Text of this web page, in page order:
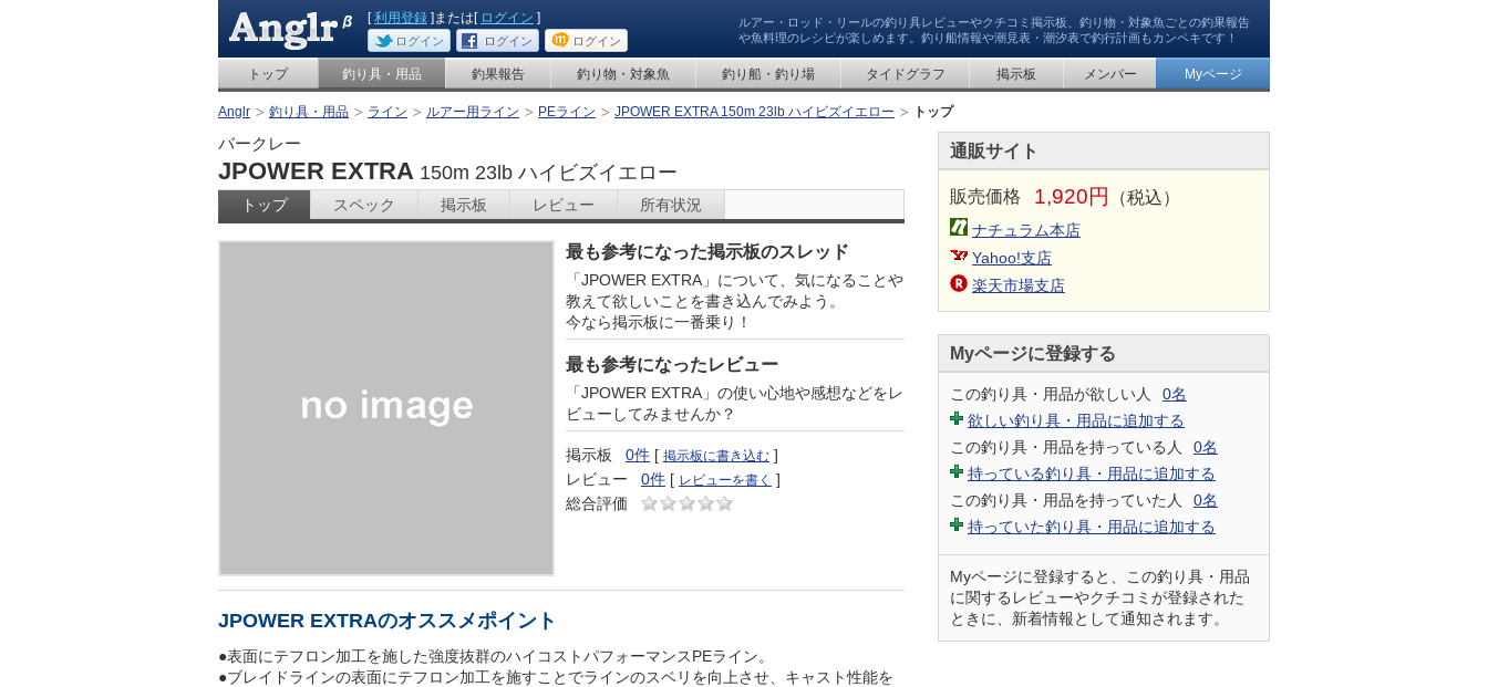
ルアー・ロッド・リールの釣り具レビューやクチコミ掲示板、釣り物・対象魚ごとの釣果報告
や魚料理のレシピが楽しめます。釣り船情報や潮見表・潮汐表で釣行計画もカンペキです！
[利用登録 ]または[ ログイン ]
ログイン ログイン ログイン
トップ 釣り具・用品 釣果報告 釣り物・対象魚 釣り船・釣り場 タイドグラフ 掲示板 メンバー Myページ
Anglr 釣り具・用品 ライン ルアー用ライン PEライン JPOWER EXTRA 150m 23lb ハイビズイエロー トップ
バークレー
JPOWER EXTRA 150m 23lb ハイビズイエロー
トップ スペック 掲示板 レビュー 所有状況
最も参考になった掲示板のスレッド
「JPOWER EXTRA」について、気になることや
教えて欲しいことを書き込んでみよう。
今なら掲示板に一番乗り！
最も参考になったレビュー
「JPOWER EXTRA」の使い心地や感想などをレ
ビューしてみませんか？
掲示板 0件 [ 掲示板に書き込む ]
レビュー
0件 [ レビューを書く ]
総合評価
JPOWER EXTRAのオススメポイント
●表面にテフロン加工を施した強度抜群のハイコストパフォーマンスPEライン。
●ブレイドラインの表面にテフロン加工を施すことでラインのスベリを向上させ、キャスト性能を
通販サイト
販売価格 1,920円 （税込）
ナチュラム本店
Yahoo!支店
楽天市場支店
Myページに登録する
この釣り具・用品が欲しい人
0名
欲しい釣り具・用品に追加する
この釣り具・用品を持っている人
0名
持っている釣り具・用品に追加する
この釣り具・用品を持っていた人
0名
持っていた釣り具・用品に追加する
Myページに登録すると、この釣り具・用品
に関するレビューやクチコミが登録された
ときに、新着情報として通知されます。